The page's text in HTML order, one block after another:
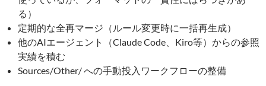
る）
定期的な全再マージ（ルール変更時に一括再生成）
他のAIエージェント（Claude Code、Kiro等）からの参照
実績を積む
Sources/Other/ への手動投入ワークフローの整備